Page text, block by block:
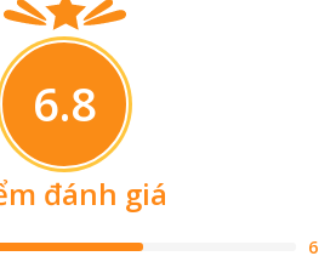
6.8
đánh giá
6